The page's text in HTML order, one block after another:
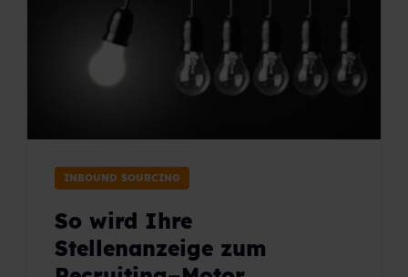
INBOUND SOURCING
So wird Ihre
Stellenanzeige zum